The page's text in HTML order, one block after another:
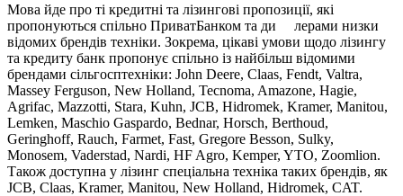
Мова йде про ті кредитні та лізингові пропозиції, які
пропонуються спільно ПриватБанком та ди лерами низки
відомих брендів техніки. Зокрема, цікаві умови щодо лізингу
та кредиту банк пропонує спільно із найбільш відомими
брендами сільгосптехніки: John Deere, Claas, Fendt, Valtra,
Massey Ferguson, New Holland, Tecnoma, Amazone, Hagie,
Agrifac, Mazzotti, Stara, Kuhn, JCB, Hidromek, Kramer, Manitou,
Lemken, Maschio Gaspardo, Bednar, Horsch, Berthoud,
Geringhoff, Rauch, Farmet, Fast, Gregore Besson, Sulky,
Monosem, Vaderstad, Nardi, HF Agro, Kemper, YTO, Zoomlion.
Також доступна у лізинг спеціальна техніка таких брендів, як
JCB, Claas, Kramer, Manitou, New Holland, Hidromek, СAT.